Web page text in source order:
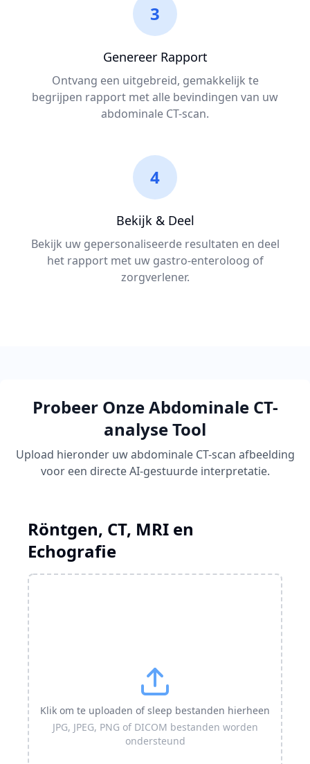
3
Genereer Rapport
Ontvang een uitgebreid, gemakkelijk te
begrijpen rapport met alle bevindingen van uw
abdominale CT-scan.
4
Bekijk & Deel
Bekijk uw gepersonaliseerde resultaten en deel
het rapport met uw gastro-enteroloog of
zorgverlener.
Probeer Onze Abdominale CT-
analyse Tool
Upload hieronder uw abdominale CT-scan afbeelding
voor een directe AI-gestuurde interpretatie.
Röntgen, CT, MRI en
Echografie
Klik om te uploaden of sleep bestanden hierheen
JPG, JPEG, PNG of DICOM bestanden worden
ondersteund